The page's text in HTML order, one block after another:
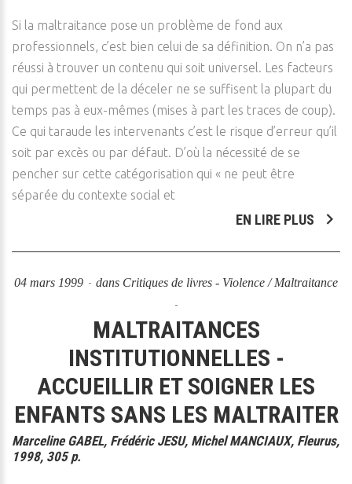
Si la maltraitance pose un problème de fond aux
professionnels, c’est bien celui de sa définition. On n’a pas
réussi à trouver un contenu qui soit universel. Les facteurs
qui permettent de la déceler ne se suffisent la plupart du
temps pas à eux-mêmes (mises à part les traces de coup).
Ce qui taraude les intervenants c’est le risque d’erreur qu’il
soit par excès ou par défaut. D’où la nécessité de se
pencher sur cette catégorisation qui « ne peut être
séparée du contexte social et
EN LIRE PLUS
04 mars 1999 dans Critiques de livres - Violence / Maltraitance
MALTRAITANCES
INSTITUTIONNELLES -
ACCUEILLIR ET SOIGNER LES
ENFANTS SANS LES MALTRAITER
Marceline GABEL, Frédéric JESU, Michel MANCIAUX, Fleurus,
1998, 305 p.